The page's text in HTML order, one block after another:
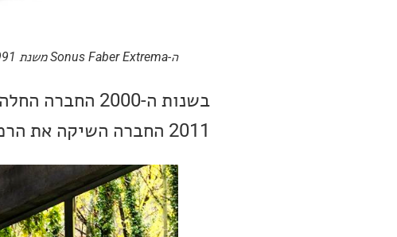
ה-Sonus Faber Extrema משנת 1991
בשנות ה-
2011 החברה השיקה את הרמקול המפואר, Aida.